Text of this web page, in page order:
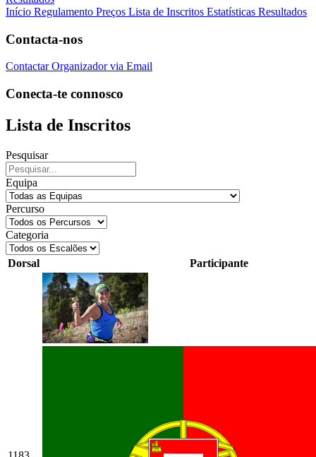
Início Regulamento Preços Lista de Inscritos Estatísticas Resultados
Contacta-nos
Contactar Organizador via Email
Conecta-te connosco
Lista de Inscritos
Pesquisar
Equipa
Percurso
Categoria
Dorsal Participante